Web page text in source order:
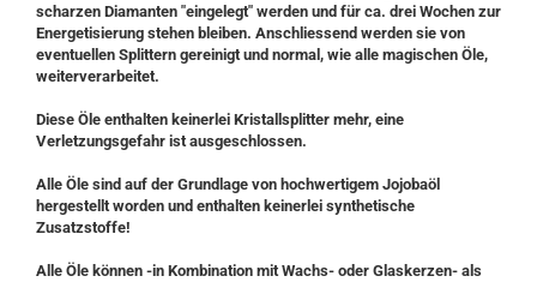
scharzen Diamanten "eingelegt" werden und für ca. drei Wochen zur
Energetisierung stehen bleiben. Anschliessend werden sie von
eventuellen Splittern gereinigt und normal, wie alle magischen Öle,
weiterverarbeitet.
Diese Öle enthalten keinerlei Kristallsplitter mehr, eine
Verletzungsgefahr ist ausgeschlossen.
Alle Öle sind auf der Grundlage von hochwertigem Jojobaöl
hergestellt worden und enthalten keinerlei synthetische
Zusatzstoffe!
Alle Öle können -in Kombination mit Wachs- oder Glaskerzen- als